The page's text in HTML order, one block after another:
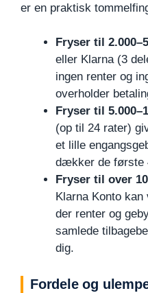
er en praktisk
Fryser til
eller Klarna (3
ingen renter og
overholder
Fryser til
(op til 24 rater)
et lille
dækker de første
Fryser til over
Klarna Konto
der renter og
samlede
dig.
Fordele og